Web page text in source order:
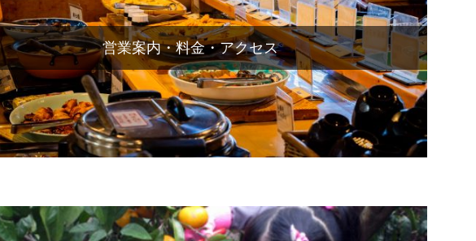
営業案内・料金・アクセス